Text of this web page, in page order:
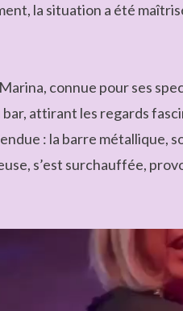
la situation a été
connue pour ses
attirant les regards
: la barre métallique,
s’est surchauffée,